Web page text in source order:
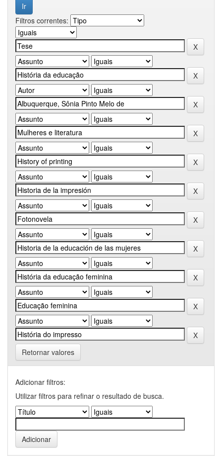
Filtros correntes:
Retornar valores
Adicionar filtros:
Utilizar filtros para refinar o resultado de busca.